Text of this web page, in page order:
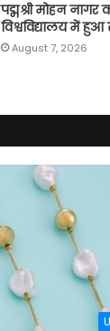
पद्मश्री मोहन नागर
विश्वविद्यालय में
August 7, 2026